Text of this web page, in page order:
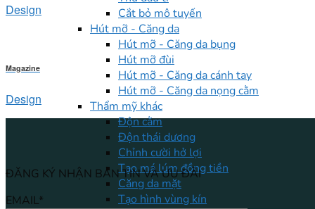
Cắt bỏ mô tuyến
Hút mỡ - Căng da
Hút mỡ - Căng da bụng
Hút mỡ đùi
Hút mỡ - Căng da cánh tay
Hút mỡ - Căng da nọng cằm
Thẩm mỹ khác
Độn cằm
Độn thái dương
Chỉnh cười hở lợi
Tạo má lúm đồng tiền
Căng da mặt
Tạo hình vùng kín
Design
Magazine
Design
ĐĂNG KÝ NHẬN BẢN TIN VÀ ƯU ĐÃI
EMAIL*